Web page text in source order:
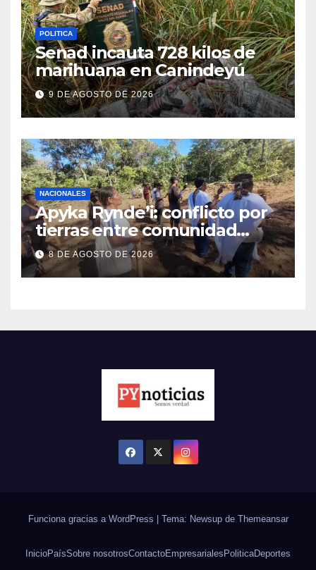
POLITICA
Senad incauta 728 kilos de
marihuana en Canindeyú
9 DE AGOSTO DE 2026
NACIONALES
Apyka Rynde’i: conflicto por
tierras entre comunidad
indígena y un estanciero
brasileño en Amambay
8 DE AGOSTO DE 2026
Funciona gracias a WordPress Tema: Newsup de Themeansar
InicioPaísSobre nosotrosContactoEmpresariales PoliticaDeportes